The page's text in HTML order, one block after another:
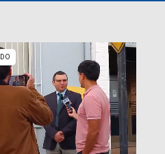
Radio UdeC
Noticias UdeC
La Discusión